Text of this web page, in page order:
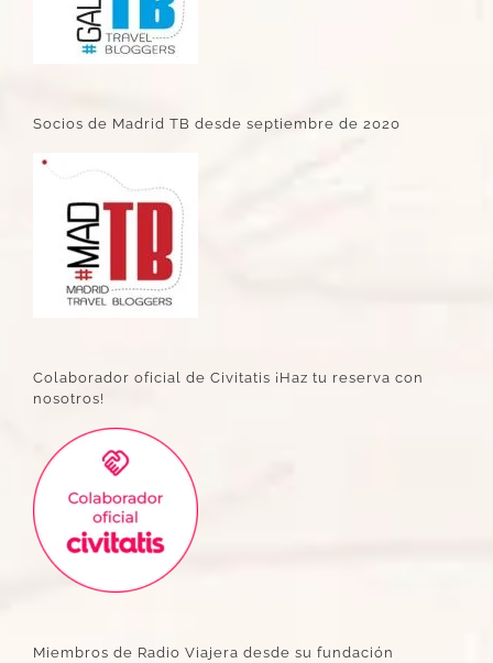
Socios de Madrid TB desde septiembre de 2020
Colaborador oficial de Civitatis ¡Haz tu reserva con
nosotros!
Miembros de Radio Viajera desde su fundación